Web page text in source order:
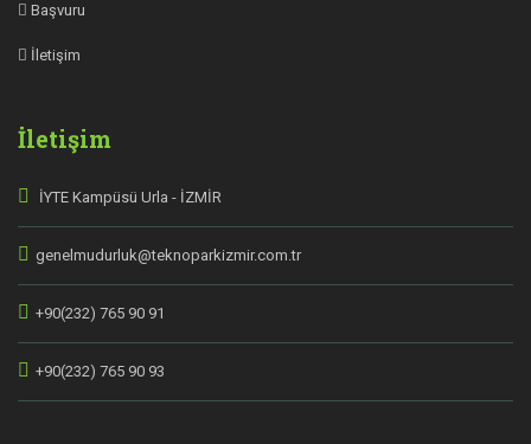
Başvuru
İletişim
İletişim
İYTE Kampüsü Urla - İZMİR
genelmudurluk@teknoparkizmir.com.tr
+90(232) 765 90 91
+90(232) 765 90 93